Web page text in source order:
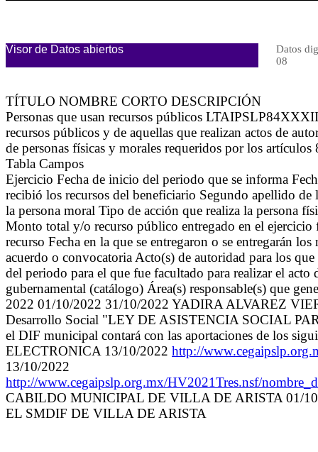
Visor de Datos abiertos
Datos
08
TÍTULO NOMBRE CORTO DESCRIPCIÓN
Personas que usan recursos públicos
recursos públicos y de aquellas que realizan actos de
de personas físicas y morales requeridos por los
Tabla Campos
Ejercicio Fecha de inicio del periodo que se informa
recibió los recursos del beneficiario Segundo apellido
la persona moral Tipo de acción que realiza la persona
Monto total y/o recurso público entregado en el ejercicio
recurso Fecha en la que se entregaron o se entregarán
acuerdo o convocatoria Acto(s) de autoridad para los
del periodo para el que fue facultado para realizar el
gubernamental (catálogo) Área(s) responsable(s) que
2022 01/10/2022 31/10/2022 YADIRA ALVAREZ
Desarrollo Social "LEY DE ASISTENCIA SOCIAL
el DIF municipal contará con las aportaciones de los
ELECTRONICA 13/10/2022 http://
13/10/2022
http://www.cegaipslp.org.mx/HV2021Tres.nsf/
CABILDO MUNICIPAL DE VILLA DE ARISTA 01/
EL SMDIF DE VILLA DE ARISTA